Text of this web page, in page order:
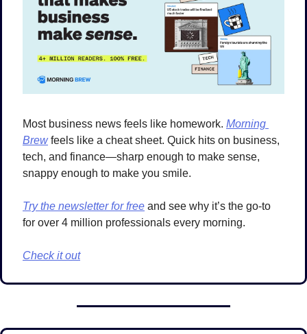
Most business news feels like homework. Morning
Brew feels like a cheat sheet. Quick hits on business,
tech, and finance—sharp enough to make sense,
snappy enough to make you smile.
Try the newsletter for free and see why it’s the go-to
for over 4 million professionals every morning.
Check it out